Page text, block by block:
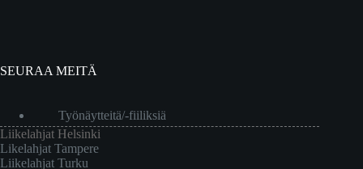
SEURAA MEITÄ
Työnäytteitä/-fiiliksiä
Liikelahjat Helsinki
Likelahjat Tampere
Liikelahjat Turku